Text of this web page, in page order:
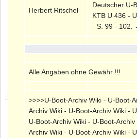
Herbert Ritschel
Deutscher U-
KTB U 436 -
- S. 99 - 102.
Alle Angaben ohne Gewähr !!!
>>>>U-Boot-Archiv Wiki - U-Boot-
Archiv Wiki - U-Boot-Archiv Wiki -
U-Boot-Archiv Wiki - U-Boot-
Archiv Wiki - U-Boot-Archiv Wiki -